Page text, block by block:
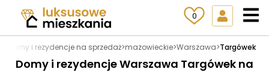
0
Domy i rezydencje na sprzedaż>mazowieckie>Warszawa>Targówek
Domy i rezydencje Warszawa Targówek na